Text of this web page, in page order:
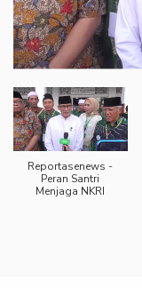
Reportasenews -
Peran Santri
Menjaga NKRI